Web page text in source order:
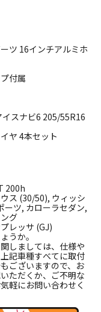
ツ 16インチアルミホ
付属
スナビ6 205/55R16
ヤ 4本セット
200h
ウス (30/50), ウィッシ
ーツ, カローラセダン,
グ
レッサ (GJ)
うか。
しましては、仕様や
記車種すべてに取付
ございますので、お
ただくか、ご不明な
軽にお問い合わせく